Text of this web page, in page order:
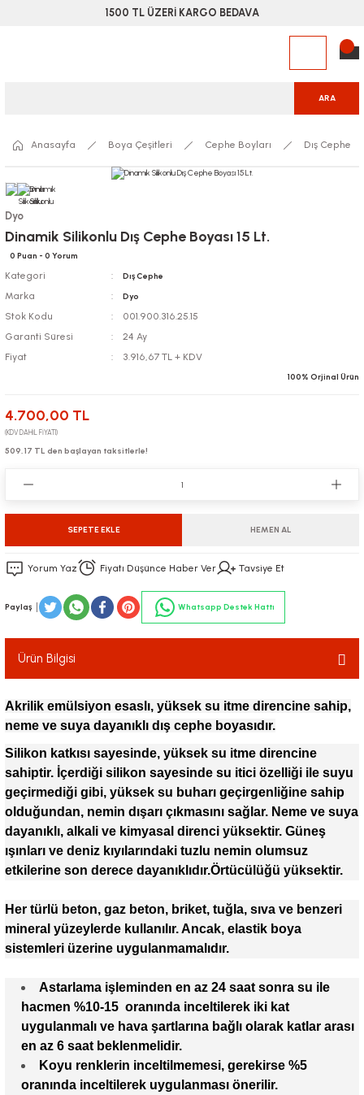
1500 TL ÜZERİ KARGO BEDAVA
ARA
Anasayfa Boya Çeşitleri Cephe Boyları Dış Cephe
Dyo
Dinamik Silikonlu Dış Cephe Boyası 15 Lt.
0 Puan - 0 Yorum
Kategori Dış Cephe
Marka Dyo
Stok Kodu
001.900.316.25.15
Garanti Süresi
24 Ay
Fiyat
3.916,67 TL + KDV
100% Orjinal Ürün
4.700,00 TL
(KDV DAHİL FİYATI)
509,17 TL den başlayan taksitlerle!
SEPETE EKLE HEMEN AL
Yorum Yaz Fiyatı Düşünce Haber Ver Tavsiye Et
Paylaş Whatsapp Destek Hattı
Ürün Bilgisi
Akrilik emülsiyon esaslı, yüksek su itme direncine sahip,
neme ve suya dayanıklı dış cephe boyasıdır.
Silikon katkısı sayesinde, yüksek su itme direncine
sahiptir. İçerdiği silikon sayesinde su itici özelliği ile suyu
geçirmediği gibi, yüksek su buharı geçirgenliğine sahip
olduğundan, nemin dışarı çıkmasını sağlar. Neme ve suya
dayanıklı, alkali ve kimyasal direnci yüksektir. Güneş
ışınları ve deniz kıyılarındaki tuzlu nemin olumsuz
etkilerine son derece dayanıklıdır.Örtücülüğü yüksektir.
Her türlü beton, gaz beton, briket, tuğla, sıva ve benzeri
mineral yüzeylerde kullanılır. Ancak, elastik boya
sistemleri üzerine uygulanmamalıdır.
Astarlama işleminden en az 24 saat sonra su ile
hacmen %10-15 oranında inceltilerek iki kat
uygulanmalı ve hava şartlarına bağlı olarak katlar arası
en az 6 saat beklenmelidir.
Koyu renklerin inceltilmemesi, gerekirse %5
oranında inceltilerek uygulanması önerilir.